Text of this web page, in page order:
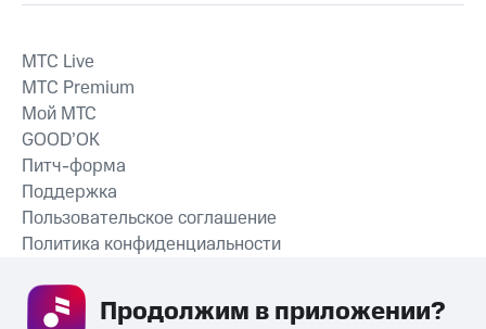
СКАЧАТЬ ПРИЛОЖЕНИЕ
MTС Live
MTС Premium
Мой МТС
GOOD’OK
Питч-форма
Поддержка
Пользовательское соглашение
Политика конфиденциальности